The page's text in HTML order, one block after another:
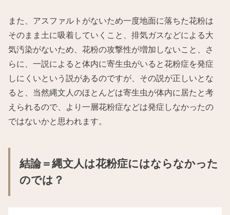
また、アスファルトがないため一度地面に落ちた花粉は
そのまま土に吸着していくこと、排気ガスなどによる大
気汚染がないため、花粉の攻撃性が増加しないこと、さ
らに、一説によると体内に寄生虫がいると花粉症を発症
しにくいという説があるのですが、その説が正しいとな
ると、当然縄文人のほとんどは寄生虫が体内に居たと考
えられるので、より一層花粉症などは発症しなかったの
ではないかと思われます。
結論＝縄文人は花粉症にはならなかった
のでは？